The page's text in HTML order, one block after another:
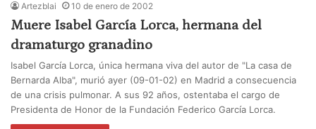
Artezblai 10 de enero de 2002
Muere Isabel García Lorca, hermana del
dramaturgo granadino
Isabel García Lorca, única hermana viva del autor de "La casa de
Bernarda Alba", murió ayer (09-01-02) en Madrid a consecuencia
de una crisis pulmonar. A sus 92 años, ostentaba el cargo de
Presidenta de Honor de la Fundación Federico García Lorca.